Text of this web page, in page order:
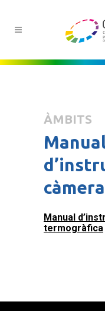
ÀMBITS
Manual
termogràfica